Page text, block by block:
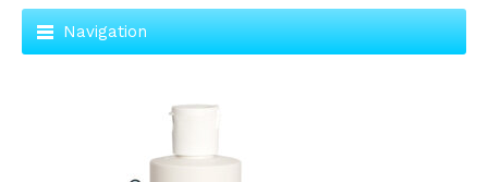
Navigation